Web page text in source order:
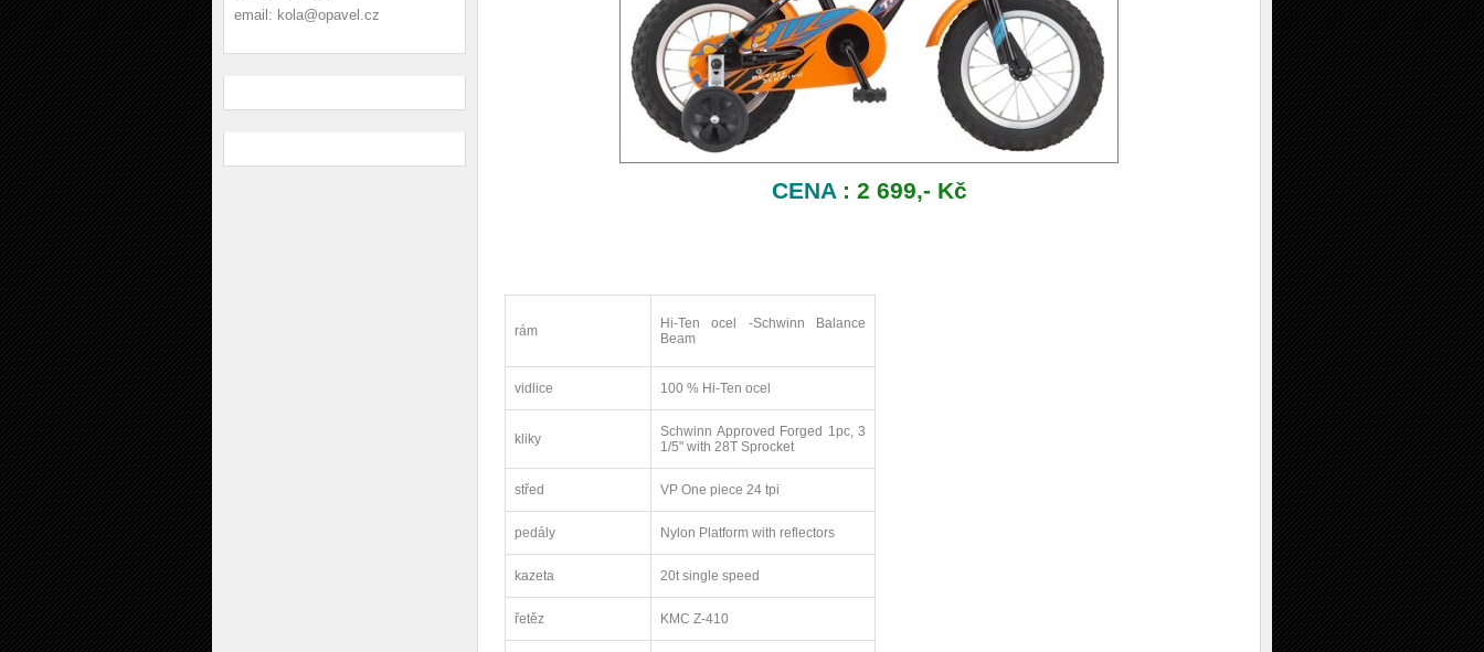
email: kola@opavel.cz
CENA : 2 699,- Kč
rám
Hi-Ten ocel -Schwinn Balance
Beam
vidlice 100 % Hi-Ten ocel
kliky
Schwinn Approved Forged 1pc, 3
1/5" with 28T Sprocket
střed VP One piece 24 tpi
pedály Nylon Platform with reflectors
kazeta 20t single speed
řetěz KMC Z-410